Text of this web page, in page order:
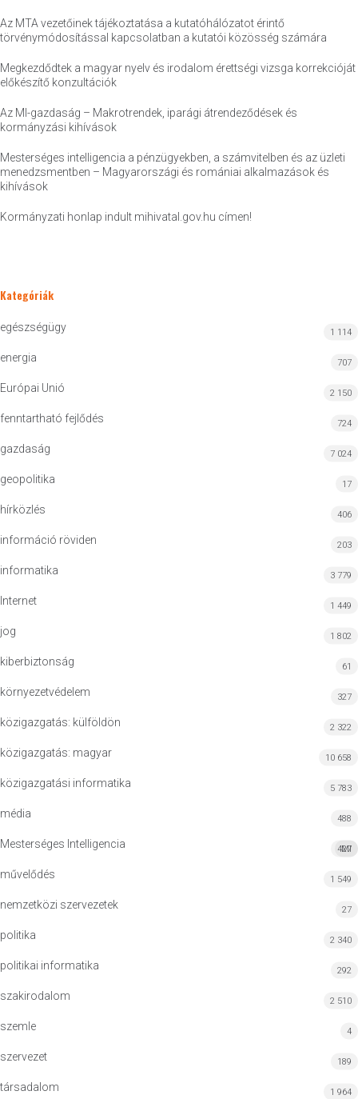
Az MTA vezetőinek tájékoztatása a kutatóhálózatot érintő
törvénymódosítással kapcsolatban a kutatói közösség számára
Megkezdődtek a magyar nyelv és irodalom érettségi vizsga korrekcióját
előkészítő konzultációk
Az MI-gazdaság – Makrotrendek, iparági átrendeződések és
kormányzási kihívások
Mesterséges intelligencia a pénzügyekben, a számvitelben és az üzleti
menedzsmentben – Magyarországi és romániai alkalmazások és
kihívások
Kormányzati honlap indult mihivatal.gov.hu címen!
Kategóriák
egészségügy 1 114
energia 707
Európai Unió 2 150
fenntartható fejlődés 724
gazdaság 7 024
geopolitika 17
hírközlés 406
információ röviden 203
informatika 3 779
Internet 1 449
jog 1 802
kiberbiztonság 61
környezetvédelem 327
közigazgatás: külföldön 2 322
közigazgatás: magyar 10 658
közigazgatási informatika 5 783
média 488
Mesterséges Intelligencia MI
427
művelődés 1 549
nemzetközi szervezetek 27
politika 2 340
politikai informatika 292
szakirodalom 2 510
szemle 4
szervezet 189
társadalom 1 964